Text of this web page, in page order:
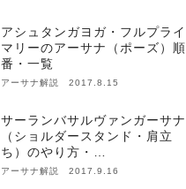
アシュタンガヨガ・フルプライ
マリーのアーサナ（ポーズ）順
番・一覧
アーサナ解説 2017.8.15
サーランバサルヴァンガーサナ
（ショルダースタンド・肩立
ち）のやり方・…
アーサナ解説 2017.9.16